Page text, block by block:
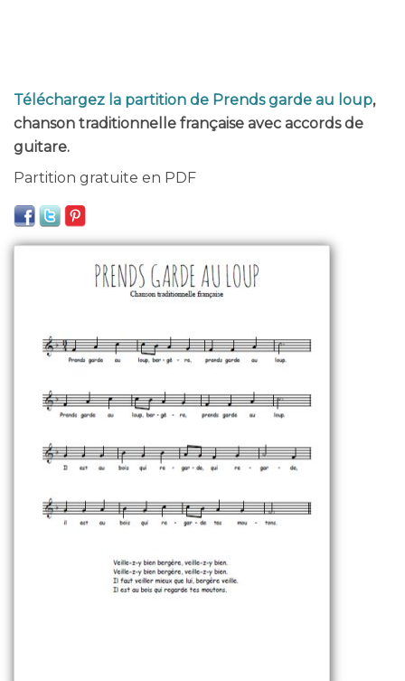
Téléchargez la partition de Prends garde au loup,
chanson traditionnelle française avec accords de
guitare.
Partition gratuite en PDF